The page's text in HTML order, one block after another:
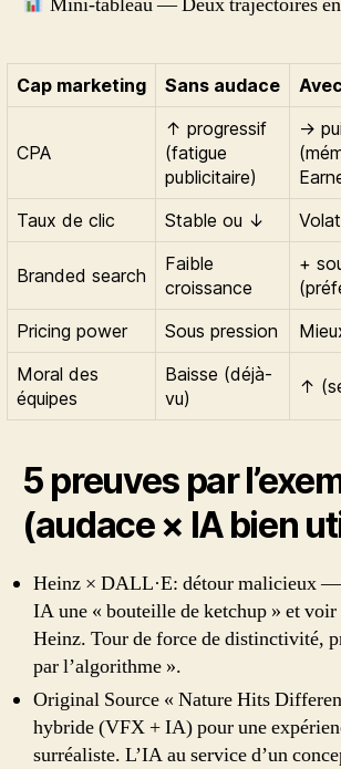
Cap marketing Sans audace
CPA
↑ progressif
(fatigue
publicitaire)
→
Taux de clic
Stable ou ↓
Branded search
Faible
croissance
+
Pricing power
Sous pression
Moral des
équipes
Baisse (déjà-
vu)
↑
5 preuves par
(audace × IA bien
Heinz × DALL·E: détour malicieux —
IA une « bouteille de ketchup » et
Heinz. Tour de force de distinctivité,
par l’algorithme ».
Original Source « Nature Hits
hybride (VFX + IA) pour une
surréaliste. L’IA au service d’un